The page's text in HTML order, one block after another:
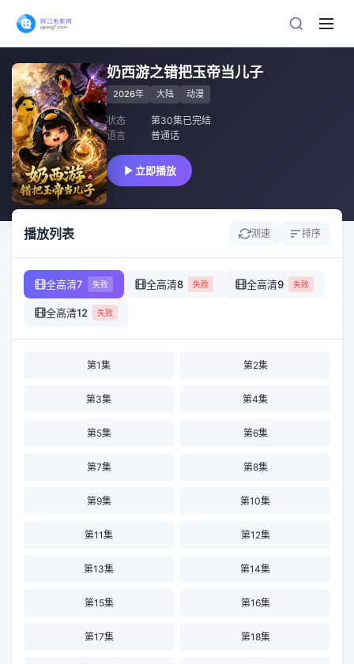
奶西游之错把玉帝当儿子
2026年 大陆 动漫
状态
第30集已完结
语言
普通话
立即播放
播放列表 测速 排序
全高清7 失败 全高清8 失败 全高清9 失败
全高清12 失败
第1集 第2集
第3集 第4集
第5集 第6集
第7集 第8集
第9集 第10集
第11集 第12集
第13集 第14集
第15集 第16集
第17集 第18集